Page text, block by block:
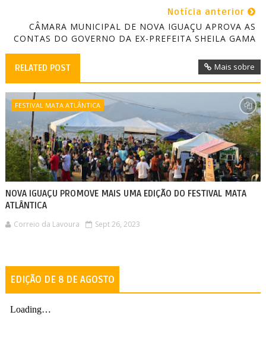
Notícia anterior
CÂMARA MUNICIPAL DE NOVA IGUAÇU APROVA AS
CONTAS DO GOVERNO DA EX-PREFEITA SHEILA GAMA
RELATED POST Mais sobre
FESTIVAL MATA ATLÂNTICA
NOVA IGUAÇU PROMOVE MAIS UMA EDIÇÃO DO FESTIVAL MATA
ATLÂNTICA
Correio da Lavoura Sept 26, 2023
EDIÇÃO DE 8 DE AGOSTO